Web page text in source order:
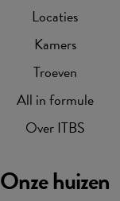
Locaties
Kamers
Troeven
All in formule
Over ITBS
Onze huizen